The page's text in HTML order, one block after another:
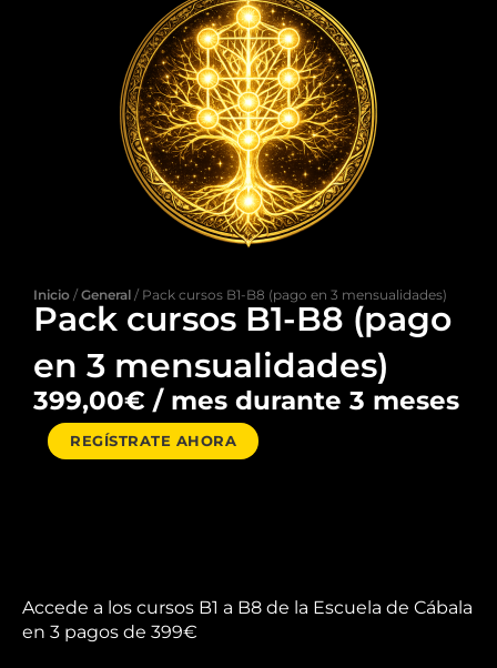
Inicio /General / Pack cursos B1-B8 (pago en 3 mensualidades)
Pack cursos B1-B8 (pago
en 3 mensualidades)
399,00€ / mes durante 3 meses
Pack
cursos
REGÍSTRATE AHORA
Accede a los cursos B1 a B8 de la Escuela de Cábala
en 3 pagos de 399€